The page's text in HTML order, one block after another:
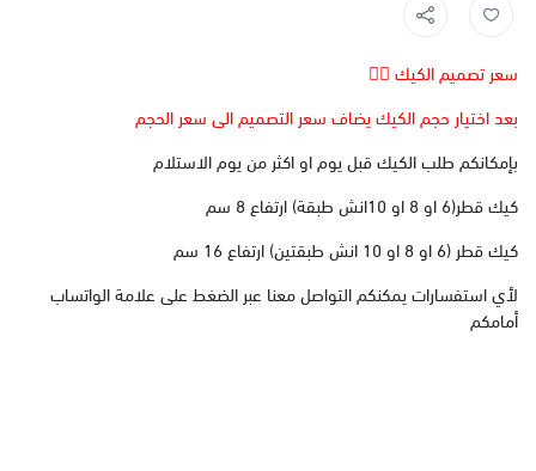
سعر تصميم الكيك 👆🏻
بعد اختيار حجم الكيك يضاف سعر التصميم الى سعر الحجم
بإمكانكم طلب الكيك قبل يوم او اكثر من يوم الاستلام
كيك قطر(6 او 8 او 10انش طبقة) ارتفاع 8 سم
كيك قطر (6 او 8 او 10 انش طبقتين) ارتفاع 16 سم
لأي استفسارات يمكنكم التواصل معنا عبر الضغط على علامة الواتساب
أمامكم